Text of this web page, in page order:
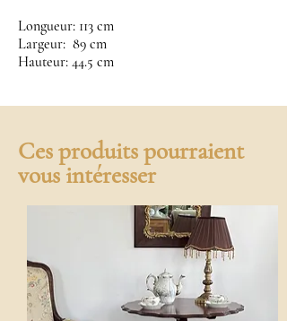
Longueur: 113 cm
Largeur: 89 cm
Hauteur: 44.5 cm
Ces produits pourraient
vous intéresser